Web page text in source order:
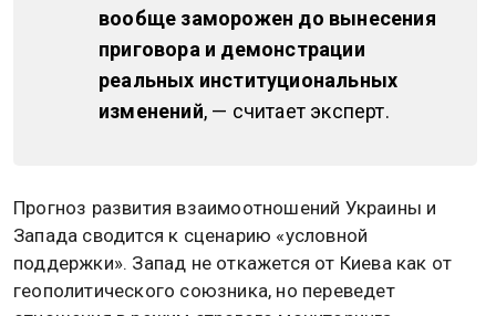
вообще заморожен до вынесения
приговора и демонстрации
реальных институциональных
изменений, — считает эксперт.
Прогноз развития взаимоотношений Украины и
Запада сводится к сценарию «условной
поддержки». Запад не откажется от Киева как от
геополитического союзника, но переведет